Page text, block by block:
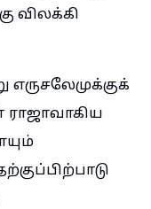
விலக்கி